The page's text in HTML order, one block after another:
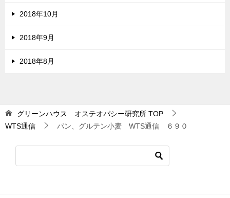
2018年10月
2018年9月
2018年8月
グリーンハウス オステオパシー研究所 TOP
WTS通信
パン、グルテン小麦 WTS通信 ６９０